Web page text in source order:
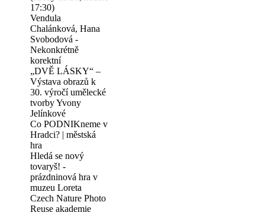
17:30)
Vendula
Chalánková, Hana
Svobodová -
Nekonkrétně
korektní
„DVĚ LÁSKY“ –
Výstava obrazů k
30. výročí umělecké
tvorby Yvony
Jelínkové
Co PODNIKneme v
Hradci? | městská
hra
Hledá se nový
tovaryš! -
prázdninová hra v
muzeu Loreta
Czech Nature Photo
Reuse akademie